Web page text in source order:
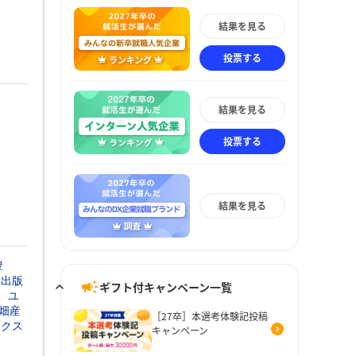
版
ユ
産
ス
結果を見る
投票する
結果を見る
投票する
結果を見る
ギフト付キャンペーン一覧
［27卒］本選考体験記投稿
キャンペーン